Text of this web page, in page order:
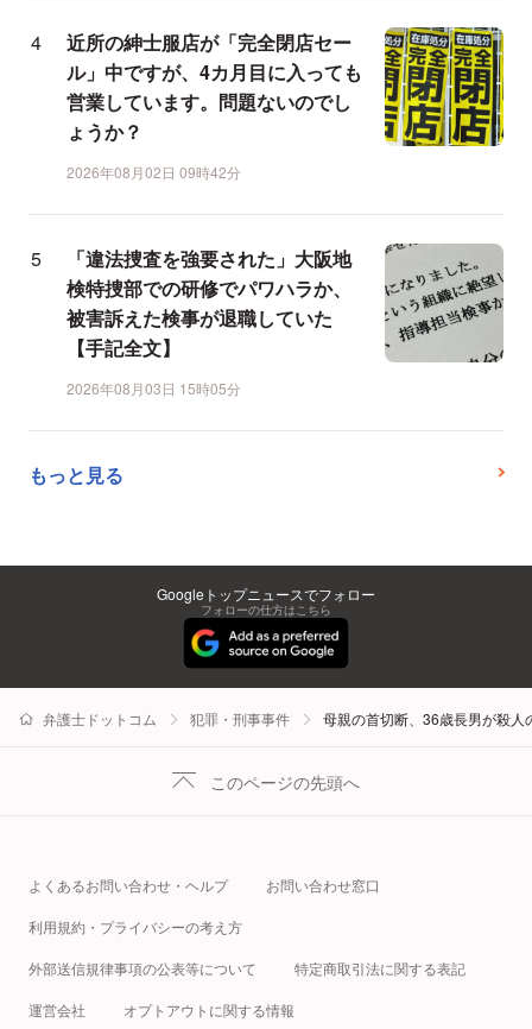
近所の紳士服店が「完全閉店セー
ル」中ですが、4カ月目に入っても
営業しています。問題ないのでし
ょうか？
2026年08月02日 09時42分
「違法捜査を強要された」大阪地
検特捜部での研修でパワハラか、
被害訴えた検事が退職していた
【手記全文】
2026年08月03日 15時05分
もっと見る
Googleトップニュースでフォロー
フォローの仕方はこちら
弁護士ドットコム 犯罪・刑事事件 母親の首切断、36歳長男が殺
このページの先頭へ
よくあるお問い合わせ・ヘルプ お問い合わせ窓口
利用規約・プライバシーの考え方
外部送信規律事項の公表等について 特定商取引法に関する表記
運営会社 オプトアウトに関する情報